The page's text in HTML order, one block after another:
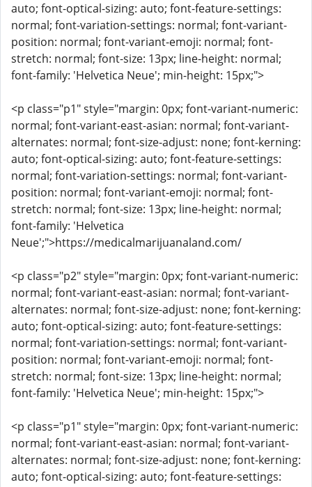
auto; font-optical-sizing: auto; font-feature-settings:
normal; font-variation-settings: normal; font-variant-
position: normal; font-variant-emoji: normal; font-
stretch: normal; font-size: 13px; line-height: normal;
font-family: 'Helvetica Neue'; min-height: 15px;">
<p class="p1" style="margin: 0px; font-variant-numeric:
normal; font-variant-east-asian: normal; font-variant-
alternates: normal; font-size-adjust: none; font-kerning:
auto; font-optical-sizing: auto; font-feature-settings:
normal; font-variation-settings: normal; font-variant-
position: normal; font-variant-emoji: normal; font-
stretch: normal; font-size: 13px; line-height: normal;
font-family: 'Helvetica
Neue';">https://medicalmarijuanaland.com/
<p class="p2" style="margin: 0px; font-variant-numeric:
normal; font-variant-east-asian: normal; font-variant-
alternates: normal; font-size-adjust: none; font-kerning:
auto; font-optical-sizing: auto; font-feature-settings:
normal; font-variation-settings: normal; font-variant-
position: normal; font-variant-emoji: normal; font-
stretch: normal; font-size: 13px; line-height: normal;
font-family: 'Helvetica Neue'; min-height: 15px;">
<p class="p1" style="margin: 0px; font-variant-numeric:
normal; font-variant-east-asian: normal; font-variant-
alternates: normal; font-size-adjust: none; font-kerning:
auto; font-optical-sizing: auto; font-feature-settings: